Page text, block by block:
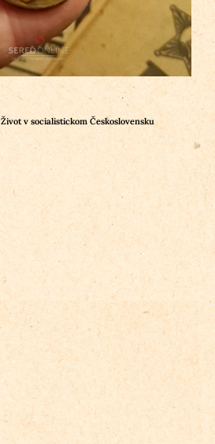
Život v socialistickom Československu